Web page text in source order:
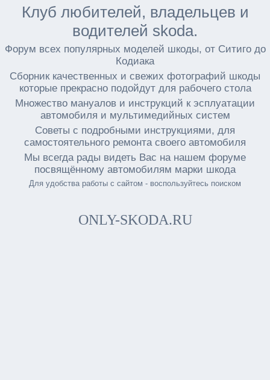
Клуб любителей, владельцев и
водителей skoda.
Форум всех популярных моделей шкоды, от Ситиго до
Кодиака
Сборник качественных и свежих фотографий шкоды
которые прекрасно подойдут для рабочего стола
Множество мануалов и инструкций к эсплуатации
автомобиля и мультимедийных систем
Советы с подробными инструкциями, для
самостоятельного ремонта своего автомобиля
Мы всегда рады видеть Вас на нашем форуме
посвящённому автомобилям марки шкода
Для удобства работы с сайтом - воспользуйтесь поиском
ONLY-SKODA.RU